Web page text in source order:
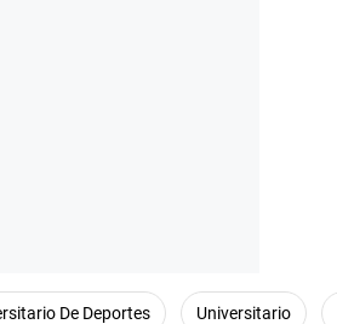
De Deportes Universitario